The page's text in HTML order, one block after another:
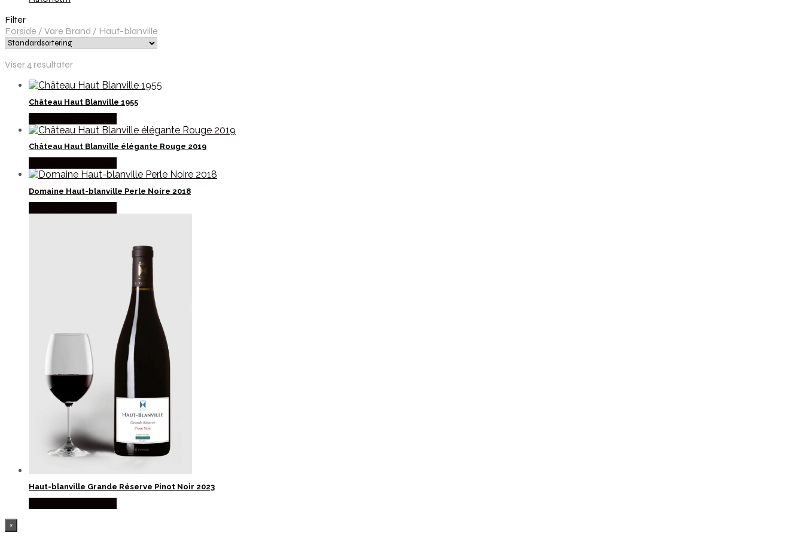
Filter
Forside / Vare Brand / Haut-blanville
Viser 4 resultater
Château Haut Blanville 1955
Château Haut Blanville élégante Rouge 2019
Domaine Haut-blanville Perle Noire 2018
Haut-blanville Grande Réserve Pinot Noir 2023
×